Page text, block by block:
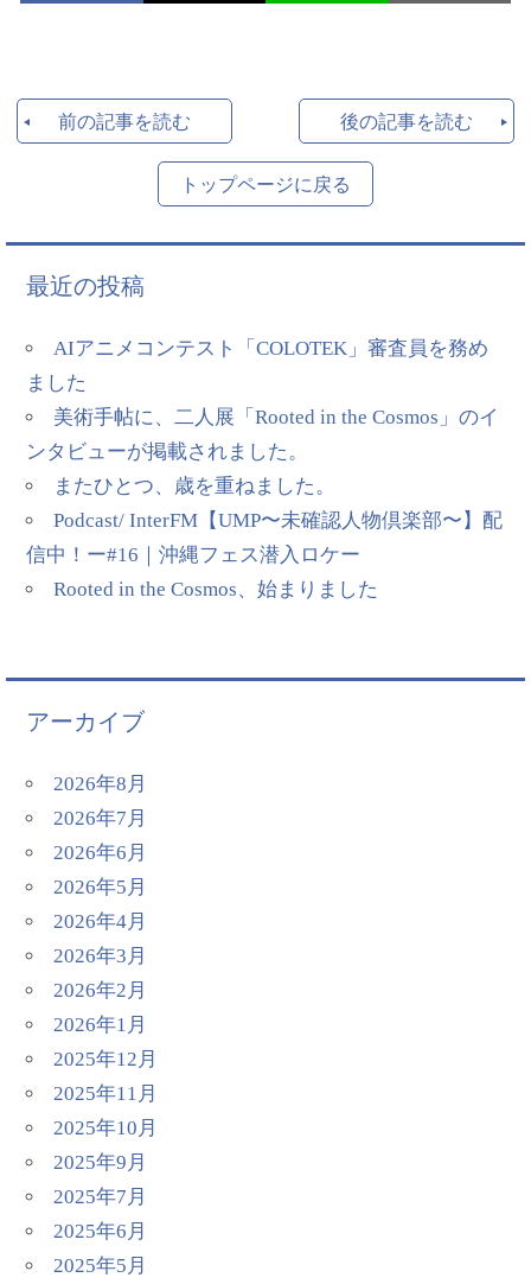
前の記事を読む 後の記事を読む
トップページに戻る
最近の投稿
AIアニメコンテスト「COLOTEK」審査員を務め
ました
美術手帖に、二人展「Rooted in the Cosmos」のイ
ンタビューが掲載されました。
またひとつ、歳を重ねました。
Podcast/ InterFM【UMP〜未確認人物倶楽部〜】配
信中！ー#16｜沖縄フェス潜入ロケー
Rooted in the Cosmos、始まりました
アーカイブ
2026年8月
2026年7月
2026年6月
2026年5月
2026年4月
2026年3月
2026年2月
2026年1月
2025年12月
2025年11月
2025年10月
2025年9月
2025年7月
2025年6月
2025年5月